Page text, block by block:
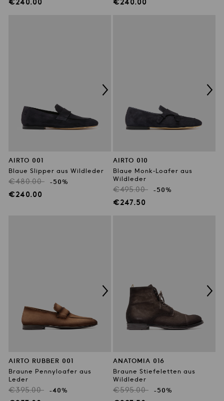
AIRTO 001
Blaue Slipper aus Wildleder
Regulärer
Preis
€480.00 -50%
Verkaufspreis
€240.00
AIRTO 010
Blaue Monk-Loafer aus
Wildleder
Regulärer
Preis
€495.00 -50%
Verkaufspreis
€247.50
AIRTO RUBBER 001
Braune Pennyloafer aus
Leder
Regulärer
€395.00 -40%
ANATOMIA 016
Braune Stiefeletten aus
Wildleder
Regulärer
€595.00 -50%